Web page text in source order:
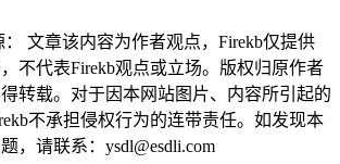
文章该内容为作者观点，Firekb仅提供
不代表Firekb观点或立场。版权归原作者
转载。对于因本网站图片、内容所引起的
不承担侵权行为的连带责任。如发现本
，请联系：ysdl@esdli.com